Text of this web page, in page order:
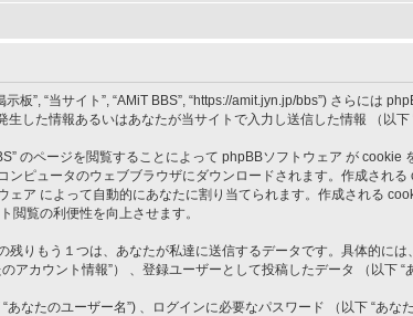
板”, “当サイト”, “AMiT BBS”, “https://amit.jyn.jp/bbs”) さらには
した情報あるいはあなたが当サイトで入力し送信した情報 （以下
のページを閲覧することによって phpBBソフトウェア が
ピュータのウェブブラウザにダウンロードされます。作成され
ェア によって自動的にあなたに割り当てられます。作成される
閲覧の利便性を向上させます。
りもう１つは、あなたが私達に送信するデータです。具体的に
アカウント情報”） 、登録ユーザーとして投稿したデータ （以下 “
なたのユーザー名”) 、ログインに必要なパスワード （以下 “あ